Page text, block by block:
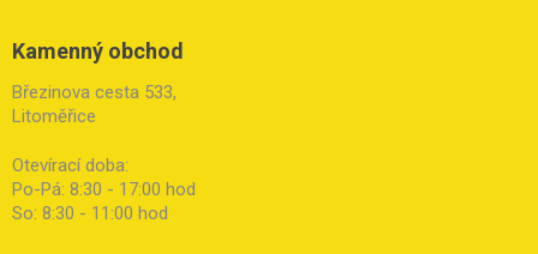
Kamenný obchod
Březinova cesta 533,
Litoměřice
Otevírací doba:
Po-Pá: 8:30 - 17:00 hod
So: 8:30 - 11:00 hod